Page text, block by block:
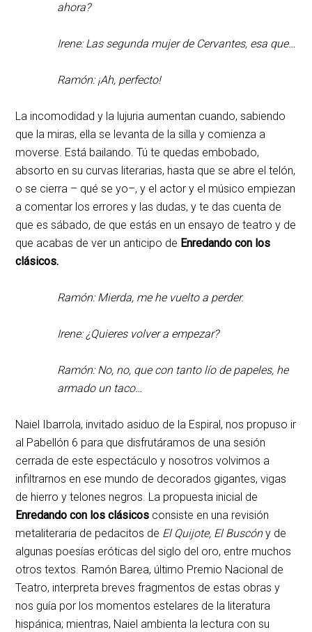
ahora?
Irene: Las segunda mujer de Cervantes, esa que…
Ramón: ¡Ah, perfecto!
La incomodidad y la lujuria aumentan cuando, sabiendo
que la miras, ella se levanta de la silla y comienza a
moverse. Está bailando. Tú te quedas embobado,
absorto en su curvas literarias, hasta que se abre el telón,
o se cierra – qué se yo–, y el actor y el músico empiezan
a comentar los errores y las dudas, y te das cuenta de
que es sábado, de que estás en un ensayo de teatro y de
que acabas de ver un anticipo de Enredando con los
clásicos.
Ramón: Mierda, me he vuelto a perder.
Irene: ¿Quieres volver a empezar?
Ramón: No, no, que con tanto lío de papeles, he
armado un taco…
Naiel Ibarrola, invitado asiduo de la Espiral, nos propuso ir
al Pabellón 6 para que disfrutáramos de una sesión
cerrada de este espectáculo y nosotros volvimos a
infiltrarnos en ese mundo de decorados gigantes, vigas
de hierro y telones negros. La propuesta inicial de
Enredando con los clásicos consiste en una revisión
metaliteraria de pedacitos de El Quijote, El Buscóny de
algunas poesías eróticas del siglo del oro, entre muchos
otros textos. Ramón Barea, último Premio Nacional de
Teatro, interpreta breves fragmentos de estas obras y
nos guía por los momentos estelares de la literatura
hispánica; mientras, Naiel ambienta la lectura con su